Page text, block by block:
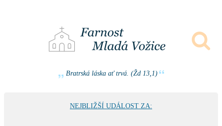
Bratrská láska ať trvá. (Žd 13,1)
NEJBLIŽŠÍ UDÁLOST ZA: